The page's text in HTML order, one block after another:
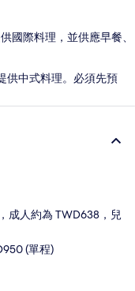
國際料理，並供應早餐、
供中式料理。必須先預
成人約為 TWD638，兒
(單程)